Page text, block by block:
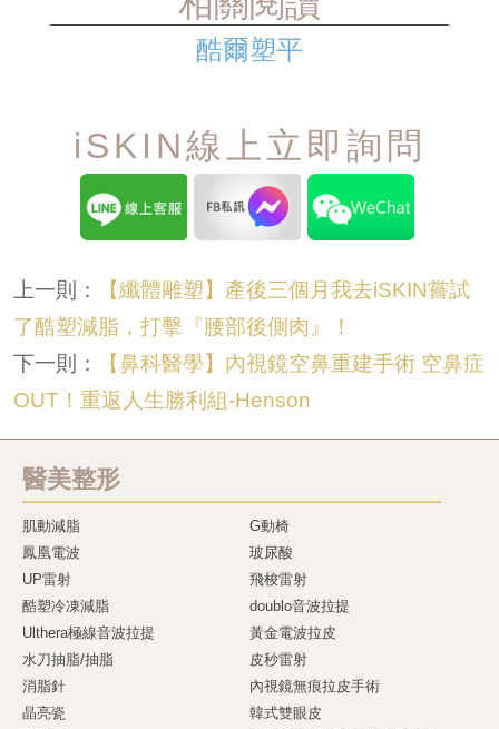
酷爾塑平
iSKIN線上立即詢問
上一則：
【纖體雕塑】產後三個月我去iSKIN嘗試
了酷塑減脂，打擊『腰部後側肉』！
下一則：
【鼻科醫學】內視鏡空鼻重建手術 空鼻症
OUT！重返人生勝利組-Henson
醫美整形
肌動減脂
G動椅
鳳凰電波
玻尿酸
UP雷射
飛梭雷射
酷塑冷凍減脂
doublo音波拉提
Ulthera極線音波拉提
黃金電波拉皮
水刀抽脂/抽脂
皮秒雷射
消脂針
內視鏡無痕拉皮手術
晶亮瓷
韓式雙眼皮